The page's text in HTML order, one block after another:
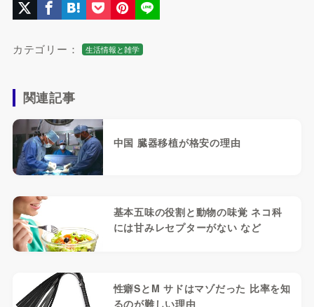
カテゴリー： 生活情報と雑学
関連記事
中国 臓器移植が格安の理由
基本五味の役割と動物の味覚 ネコ科
には甘みレセプターがない など
性癖SとM サドはマゾだった 比率を知
るのが難しい理由